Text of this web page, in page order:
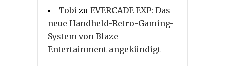
Tobi zu EVERCADE EXP: Das
neue Handheld-Retro-Gaming-
System von Blaze
Entertainment angekündigt